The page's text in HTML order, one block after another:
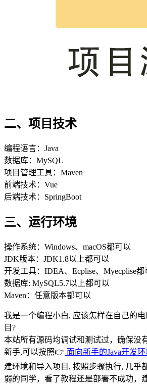
二、项目技术
编程语言：Java
数据库：MySQL
项目管理工具：Maven
前端技术：Vue
后端技术：SpringBoot
三、运行环境
操作系统：Windows、macOS都可以
JDK版本：JDK1.8以上都可以
开发工具：IDEA、Ecplise、Myecplise都
数据库: MySQL5.7以上都可以
Maven：任意版本都可以
我是一个编程小白, 应该怎样在自己的
目?
本站所有源码均调试和测试过，确保没
新手,可以按照👉 面向新手的Java开发
建环境和导入项目, 按照步骤执行, 几乎
弱的同学，看了教程还是部署不成功，